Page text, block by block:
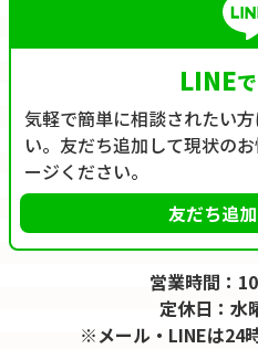
LINE
気軽で簡単に相談されたい
い。友だち追加して現状の
ージください。
友だち追
営業時間：
定休日：水
※メール・LINEは24